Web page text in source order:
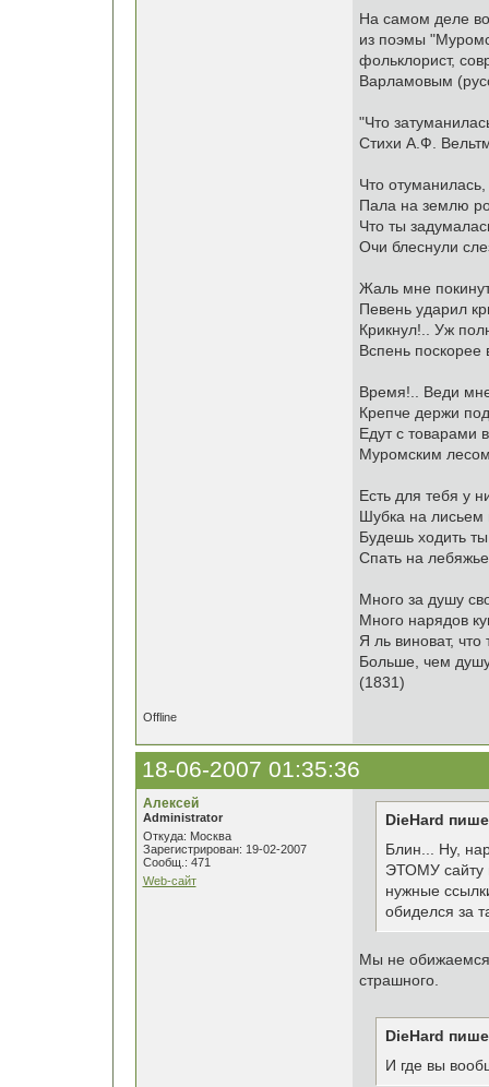
На самом деле
из поэмы
фольклорист,
Варламовым
"Что
Стихи А.Ф.
Что
Пала на землю
Что ты
Очи блеснули
Жаль мне
Певень ударил
Крикнул!.. Уж
Вспень поскорее
Время!.. Веди
Крепче держи
Едут с товарами
Муромским
Есть для тебя у
Шубка на лисьем
Будешь ходить
Спать на
Много за душу
Много нарядов
Я ль виноват,
Больше, чем
(1831)
Offline
18-06-2007 01:35:36
Алексей
Administrator
Откуда: Москва
Зарегистрирован: 19-02-2007
Сообщ.: 471
Web-сайт
DieHard
Блин... Ну,
ЭТОМУ сайту
нужные
обиделся за
Мы не
страшного.
DieHard
И где вы